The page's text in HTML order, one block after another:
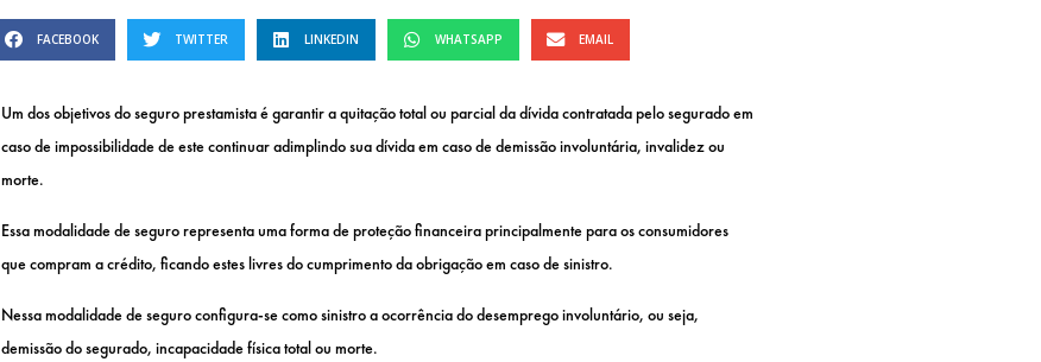
FACEBOOK TWITTER LINKEDIN WHATSAPP EMAIL
Um dos objetivos do seguro prestamista é garantir a quitação total ou parcial da dívida contratada pelo segurado em
caso de impossibilidade de este continuar adimplindo sua dívida em caso de demissão involuntária, invalidez ou
morte.
Essa modalidade de seguro representa uma forma de proteção financeira principalmente para os consumidores
que compram a crédito, ficando estes livres do cumprimento da obrigação em caso de sinistro.
Nessa modalidade de seguro configura-se como sinistro a ocorrência do desemprego involuntário, ou seja,
demissão do segurado, incapacidade física total ou morte.